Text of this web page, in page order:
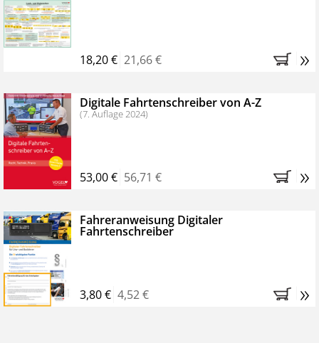
Bestellen Sie jetzt das VerkehrsRundschau Profipaket im
Kennenlern-Abo für zwei Monate (inkl. der derzeitig
Monaten brauchen Sie nichts weiter tun, das
Abonnement endet automatisch, es entstehen keine
weiteren Verpflichtungen.
18,20 € 21,66 € »
Digitale Fahrtenschreiber von A-Z
(7. Auflage 2024)
53,00 € 56,71 € »
Fahreranweisung Digitaler
Fahrtenschreiber
3,80 € 4,52 € »